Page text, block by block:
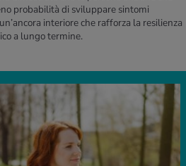
probabilità di sviluppare sintomi
interiore che rafforza la resilienza
a lungo termine.